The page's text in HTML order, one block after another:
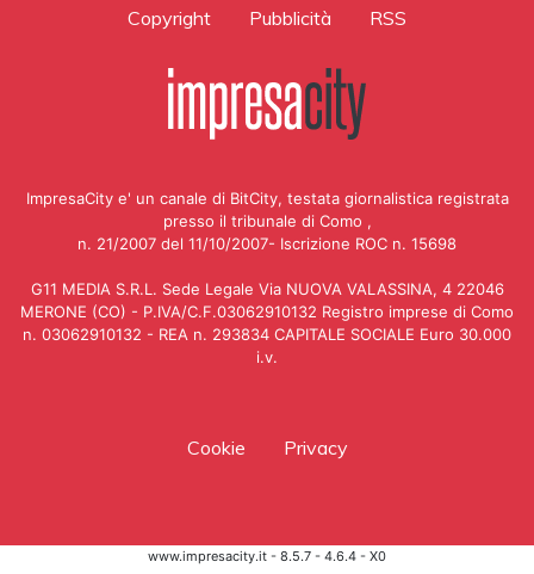
Copyright Pubblicità RSS
ImpresaCity e' un canale di BitCity, testata giornalistica registrata
presso il tribunale di Como ,
n. 21/2007 del 11/10/2007- Iscrizione ROC n. 15698
G11 MEDIA S.R.L. Sede Legale Via NUOVA VALASSINA, 4 22046
MERONE (CO) - P.IVA/C.F.03062910132 Registro imprese di Como
n. 03062910132 - REA n. 293834 CAPITALE SOCIALE Euro 30.000
i.v.
Cookie Privacy
www.impresacity.it - 8.5.7 - 4.6.4 - X0